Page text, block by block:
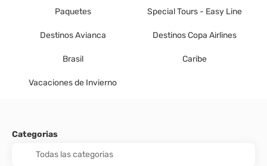
Paquetes Special Tours - Easy Line
Destinos Avianca Destinos Copa Airlines
Brasil Caribe
Vacaciones de Invierno
Categorias